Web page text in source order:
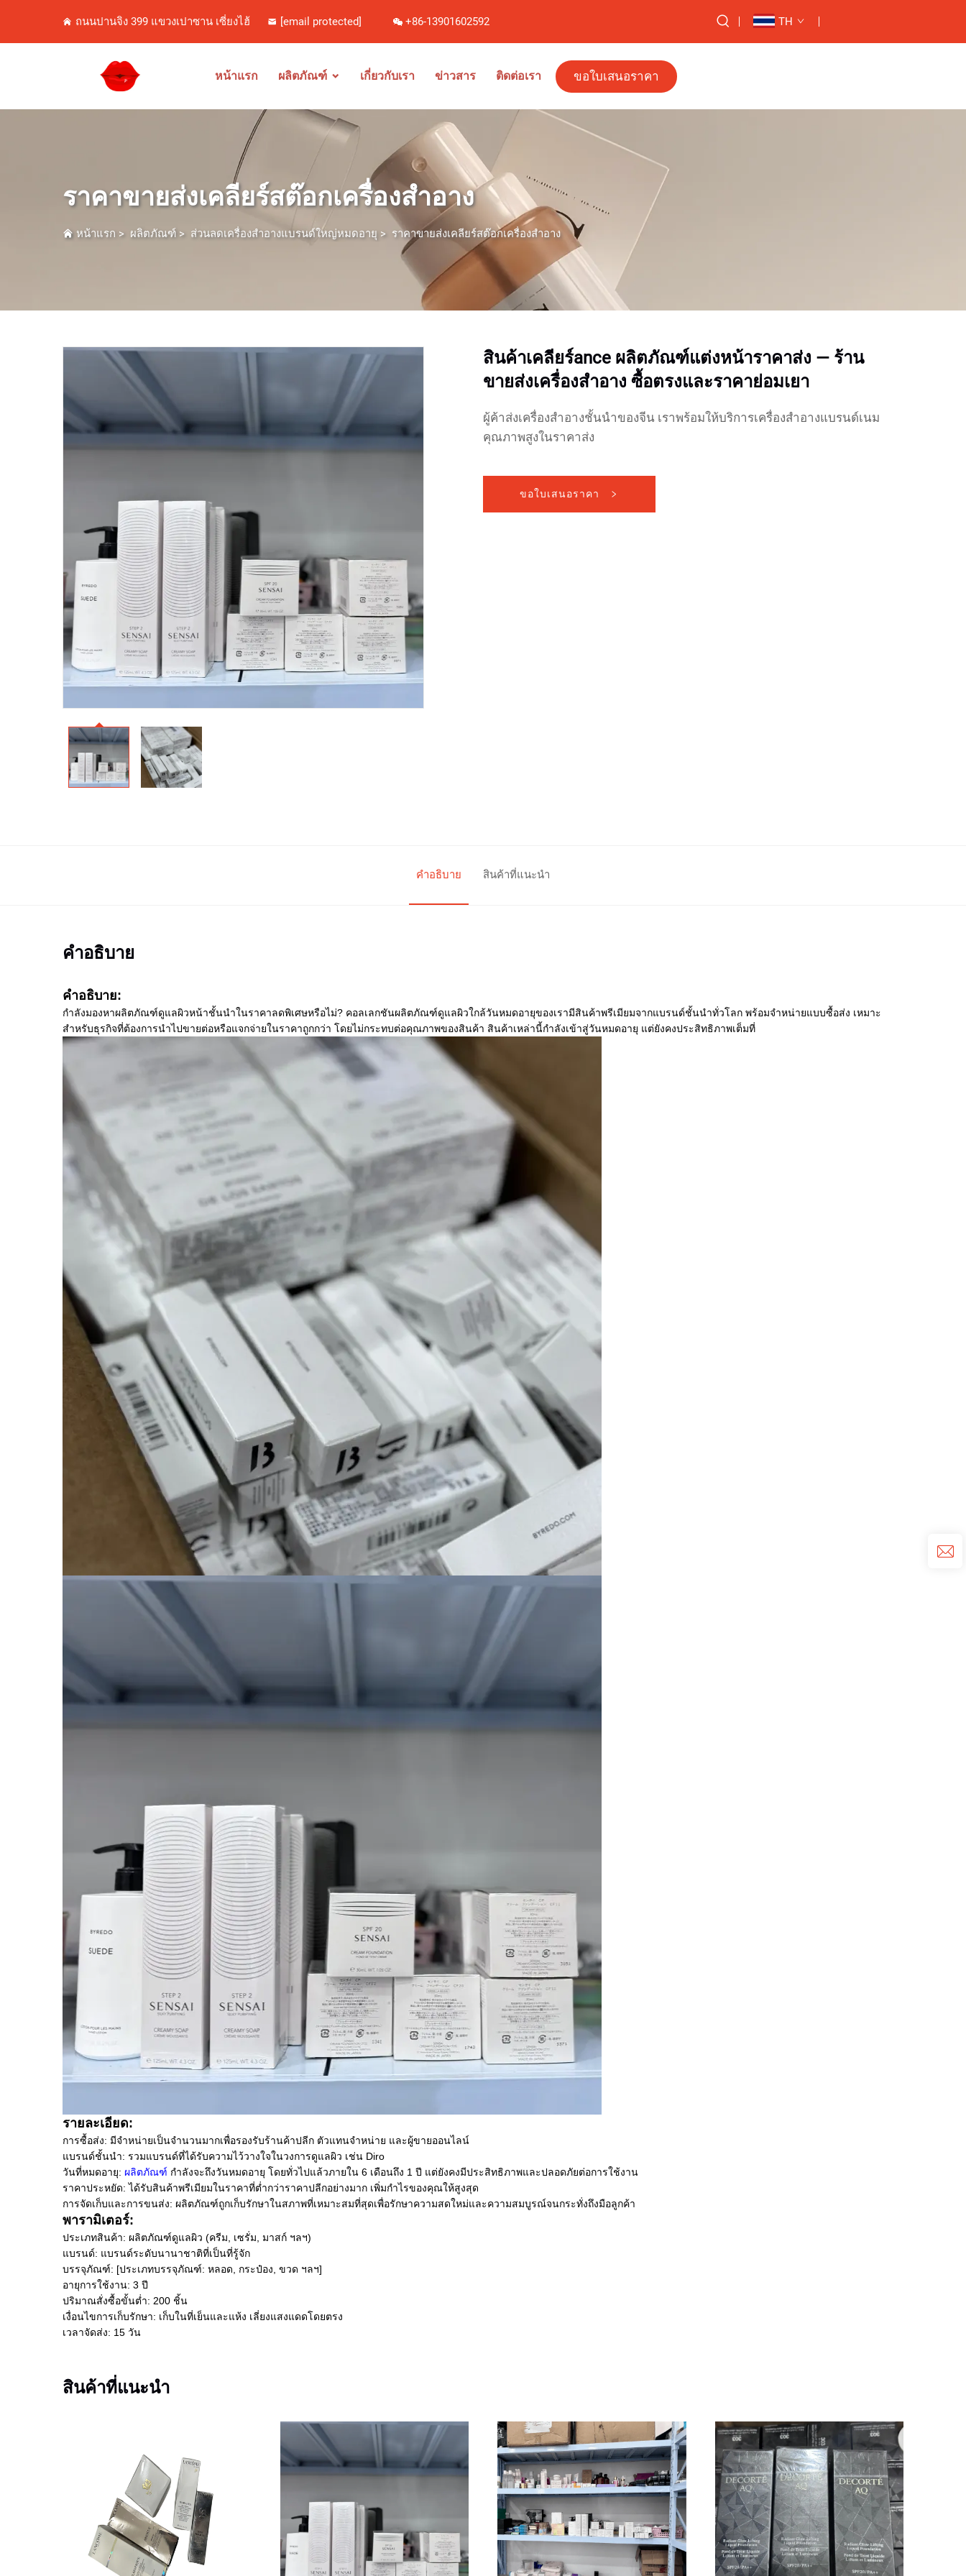
ถนนปานจิง 399 แขวงเปาซาน เซี่ยงไฮ้ [email protected] +86-13901602592 TH
หน้าแรก ผลิตภัณฑ์ เกี่ยวกับเรา ข่าวสาร ติดต่อเรา ขอใบเสนอราคา
ราคาขายส่งเคลียร์สต๊อกเครื่องสำอาง
หน้าแรก > ผลิตภัณฑ์ > ส่วนลดเครื่องสำอางแบรนด์ใหญ่หมดอายุ > ราคาขายส่งเคลียร์สต๊อกเครื่องสำอาง
สินค้าเคลียร์ance ผลิตภัณฑ์แต่งหน้าราคาส่ง — ร้าน
ขายส่งเครื่องสำอาง ซื้อตรงและราคาย่อมเยา
ผู้ค้าส่งเครื่องสำอางชั้นนำของจีน เราพร้อมให้บริการเครื่องสำอางแบรนด์เนม
คุณภาพสูงในราคาส่ง
ขอใบเสนอราคา
คำอธิบาย สินค้าที่แนะนำ
คำอธิบาย
คำอธิบาย:
กำลังมองหาผลิตภัณฑ์ดูแลผิวหน้าชั้นนำในราคาลดพิเศษหรือไม่? คอลเลกชันผลิตภัณฑ์ดูแลผิวใกล้วันหมดอายุของเรามีสินค้าพรีเมียมจากแบรนด์ชั้นนำทั่วโลก พร้อมจำหน่ายแบบซื้อส่ง เหมาะ
สำหรับธุรกิจที่ต้องการนำไปขายต่อหรือแจกจ่ายในราคาถูกกว่า โดยไม่กระทบต่อคุณภาพของสินค้า สินค้าเหล่านี้กำลังเข้าสู่วันหมดอายุ แต่ยังคงประสิทธิภาพเต็มที่
รายละเอียด:
การซื้อส่ง: มีจำหน่ายเป็นจำนวนมากเพื่อรองรับร้านค้าปลีก ตัวแทนจำหน่าย และผู้ขายออนไลน์
แบรนด์ชั้นนำ: รวมแบรนด์ที่ได้รับความไว้วางใจในวงการดูแลผิว เช่น Diro
วันที่หมดอายุ: ผลิตภัณฑ์ กำลังจะถึงวันหมดอายุ โดยทั่วไปแล้วภายใน 6 เดือนถึง 1 ปี แต่ยังคงมีประสิทธิภาพและปลอดภัยต่อการใช้งาน
ราคาประหยัด: ได้รับสินค้าพรีเมียมในราคาที่ต่ำกว่าราคาปลีกอย่างมาก เพิ่มกำไรของคุณให้สูงสุด
การจัดเก็บและการขนส่ง: ผลิตภัณฑ์ถูกเก็บรักษาในสภาพที่เหมาะสมที่สุดเพื่อรักษาความสดใหม่และความสมบูรณ์จนกระทั่งถึงมือลูกค้า
พารามิเตอร์:
ประเภทสินค้า: ผลิตภัณฑ์ดูแลผิว (ครีม, เซรั่ม, มาสก์ ฯลฯ)
แบรนด์: แบรนด์ระดับนานาชาติที่เป็นที่รู้จัก
บรรจุภัณฑ์: [ประเภทบรรจุภัณฑ์: หลอด, กระป๋อง, ขวด ฯลฯ]
อายุการใช้งาน: 3 ปี
ปริมาณสั่งซื้อขั้นต่ำ: 200 ชิ้น
เงื่อนไขการเก็บรักษา: เก็บในที่เย็นและแห้ง เลี่ยงแสงแดดโดยตรง
เวลาจัดส่ง: 15 วัน
สินค้าที่แนะนำ